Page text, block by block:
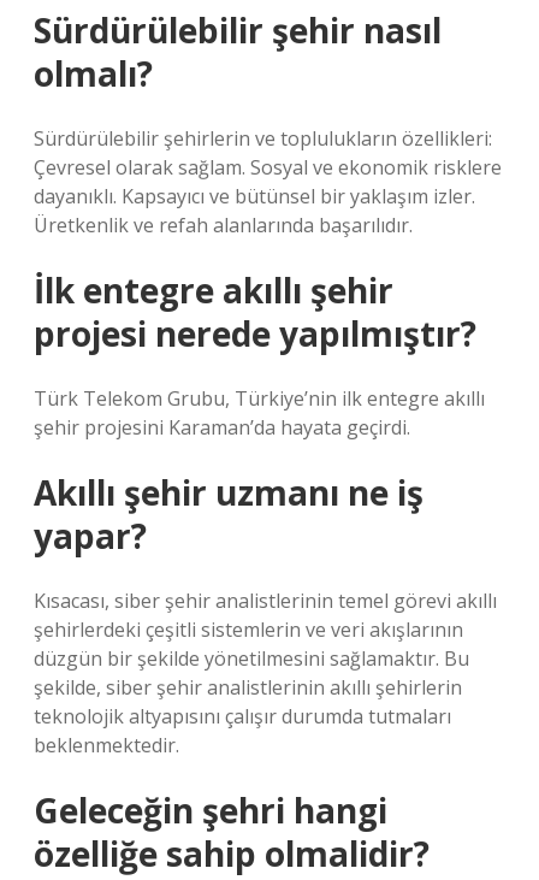
Sürdürülebilir şehir nasıl
olmalı?
Sürdürülebilir şehirlerin ve toplulukların özellikleri:
Çevresel olarak sağlam. Sosyal ve ekonomik risklere
dayanıklı. Kapsayıcı ve bütünsel bir yaklaşım izler.
Üretkenlik ve refah alanlarında başarılıdır.
İlk entegre akıllı şehir
projesi nerede yapılmıştır?
Türk Telekom Grubu, Türkiye’nin ilk entegre akıllı
şehir projesini Karaman’da hayata geçirdi.
Akıllı şehir uzmanı ne iş
yapar?
Kısacası, siber şehir analistlerinin temel görevi akıllı
şehirlerdeki çeşitli sistemlerin ve veri akışlarının
düzgün bir şekilde yönetilmesini sağlamaktır. Bu
şekilde, siber şehir analistlerinin akıllı şehirlerin
teknolojik altyapısını çalışır durumda tutmaları
beklenmektedir.
Geleceğin şehri hangi
özelliğe sahip olmalidir?